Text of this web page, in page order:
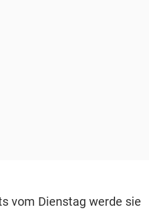
vom Dienstag werde sie